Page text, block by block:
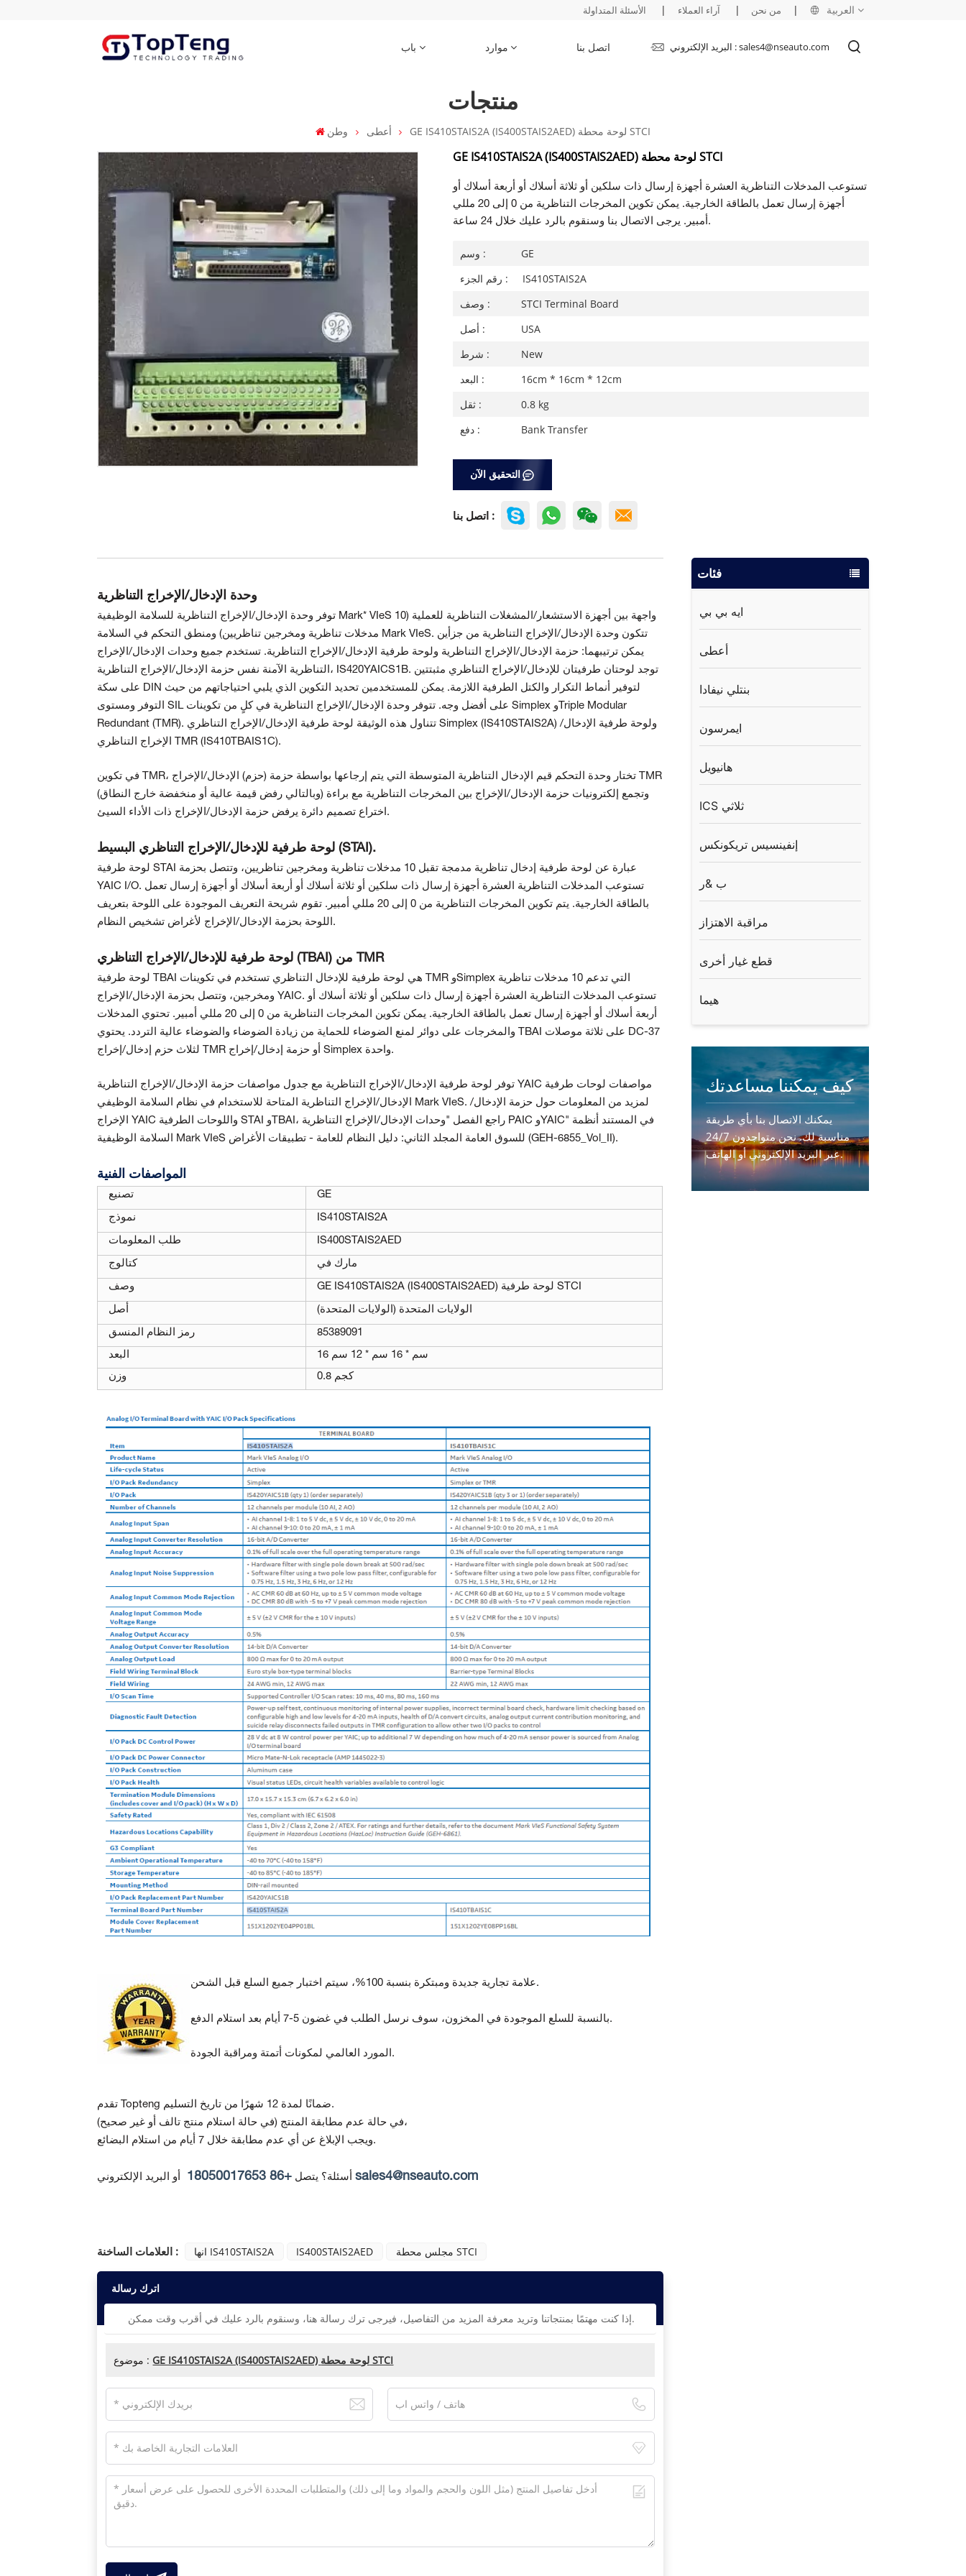
العربية
العربية
من نحن | آراء العملاء | الأسئلة المتداولة |
باب موارد اتصل بنا البريد الإلكتروني : sales4@nseauto.com
منتجات
وطن أعطى GE IS410STAIS2A (IS400STAIS2AED) لوحة محطة STCI
GE IS410STAIS2A (IS400STAIS2AED) لوحة محطة STCI
تستوعب المدخلات التناظرية العشرة أجهزة إرسال ذات سلكين أو ثلاثة أسلاك أو أربعة أسلاك أو
أجهزة إرسال تعمل بالطاقة الخارجية. يمكن تكوين المخرجات التناظرية من 0 إلى 20 مللي
أمبير. يرجى الاتصال بنا وسنقوم بالرد عليك خلال 24 ساعة.
وسم :
GE
رقم الجزء :
IS410STAIS2A
وصف :
STCI Terminal Board
أصل :
USA
شرط :
New
البعد :
16cm * 16cm * 12cm
ثقل :
0.8 kg
دفع :
Bank Transfer
التحقيق الآن
اتصل بنا :
فئات
ايه بي بي
أعطى
بنتلي نيفادا
ايمرسون
هانيويل
ICS ثلاثي
إنفينسيس تريكونكس
ب &ر
مراقبة الاهتزاز
قطع غيار أخرى
هيما
كيف يمكننا مساعدتك
يمكنك الاتصال بنا بأي طريقة
مناسبة لك. نحن متواجدون 24/7
عبر البريد الإلكتروني أو الهاتف.
اتصل بنا
وحدة الإدخال/الإخراج التناظرية
توفر وحدة الإدخال/الإخراج التناظرية للسلامة الوظيفية Mark* VIeS واجهة بين أجهزة الاستشعار/المشغلات التناظرية للعملية (10
مدخلات تناظرية ومخرجين تناظريين) ومنطق التحكم في السلامة Mark VIeS. تتكون وحدة الإدخال/الإخراج التناظرية من جزأين
يمكن ترتيبهما: حزمة الإدخال/الإخراج التناظرية ولوحة طرفية الإدخال/الإخراج التناظرية. تستخدم جميع وحدات الإدخال/الإخراج
التناظرية الآمنة نفس حزمة الإدخال/الإخراج التناظرية، IS420YAICS1B. توجد لوحتان طرفيتان للإدخال/الإخراج التناظري مثبتتين
على سكة DIN لتوفير أنماط التكرار والكتل الطرفية اللازمة. يمكن للمستخدمين تحديد التكوين الذي يلبي احتياجاتهم من حيث
التوفر ومستوى SIL على أفضل وجه. تتوفر وحدة الإدخال/الإخراج التناظرية في كلٍ من تكوينات Simplex وTriple Modular
Redundant (TMR). تتناول هذه الوثيقة لوحة طرفية الإدخال/الإخراج التناظري Simplex (IS410STAIS2A) ولوحة طرفية الإدخال/
الإخراج التناظري TMR (IS410TBAIS1C).
في تكوين TMR، تختار وحدة التحكم قيم الإدخال التناظرية المتوسطة التي يتم إرجاعها بواسطة حزمة (حزم) الإدخال/الإخراج TMR
(وبالتالي رفض قيمة عالية أو منخفضة خارج النطاق) وتجمع إلكترونيات حزمة الإدخال/الإخراج بين المخرجات التناظرية مع براءة
اختراع تصميم دائرة يرفض حزمة الإدخال/الإخراج ذات الأداء السيئ.
لوحة طرفية للإدخال/الإخراج التناظري البسيط (STAI).
لوحة طرفية STAI عبارة عن لوحة طرفية إدخال تناظرية مدمجة تقبل 10 مدخلات تناظرية ومخرجين تناظريين، وتتصل بحزمة
YAIC I/O. تستوعب المدخلات التناظرية العشرة أجهزة إرسال ذات سلكين أو ثلاثة أسلاك أو أربعة أسلاك أو أجهزة إرسال تعمل
بالطاقة الخارجية. يتم تكوين المخرجات التناظرية من 0 إلى 20 مللي أمبير. تقوم شريحة التعريف الموجودة على اللوحة بتعريف
اللوحة بحزمة الإدخال/الإخراج لأغراض تشخيص النظام.
لوحة طرفية للإدخال/الإخراج التناظري (TBAI) من TMR
لوحة طرفية TBAI هي لوحة طرفية للإدخال التناظري تستخدم في تكوينات TMR وSimplex التي تدعم 10 مدخلات تناظرية
ومخرجين، وتتصل بحزمة الإدخال/الإخراج YAIC. تستوعب المدخلات التناظرية العشرة أجهزة إرسال ذات سلكين أو ثلاثة أسلاك أو
أربعة أسلاك أو أجهزة إرسال تعمل بالطاقة الخارجية. يمكن تكوين المخرجات التناظرية من 0 إلى 20 مللي أمبير. تحتوي المدخلات
والمخرجات على دوائر لمنع الضوضاء للحماية من زيادة الضوضاء والضوضاء عالية التردد. يحتوي TBAI على ثلاثة موصلات DC-37
لثلاث حزم إدخال/إخراج TMR أو حزمة إدخال/إخراج Simplex واحدة.
توفر لوحة طرفية الإدخال/الإخراج التناظرية مع جدول مواصفات حزمة الإدخال/الإخراج التناظرية YAIC مواصفات لوحات طرفية
الإدخال/الإخراج التناظرية المتاحة للاستخدام في نظام السلامة الوظيفي Mark VIeS. لمزيد من المعلومات حول حزمة الإدخال/
الإخراج YAIC واللوحات الطرفية STAI وTBAI، راجع الفصل "وحدات الإدخال/الإخراج التناظرية PAIC وYAIC" في المستند أنظمة
السلامة الوظيفية Mark VIeS للسوق العامة المجلد الثاني: دليل النظام للعامة - تطبيقات الأغراض (GEH-6855_Vol_II).
المواصفات الفنية
تصنيع GE
نموذج IS410STAIS2A
طلب المعلومات IS400STAIS2AED
كتالوج مارك في
وصف GE IS410STAIS2A (IS400STAIS2AED) لوحة طرفية STCI
أصل الولايات المتحدة (الولايات المتحدة)
رمز النظام المنسق 85389091
البعد 16 سم * 16 سم * 12 سم
وزن 0.8 كجم
علامة تجارية جديدة ومبتكرة بنسبة 100%، سيتم اختبار جميع السلع قبل الشحن.
بالنسبة للسلع الموجودة في المخزون، سوف نرسل الطلب في غضون 5-7 أيام بعد استلام الدفع.
المورد العالمي لمكونات أتمتة ومراقبة الجودة.
تقدم Topteng ضمانًا لمدة 12 شهرًا من تاريخ التسليم.
في حالة عدم مطابقة المنتج(في حالة استلام منتج تالف أو غير صحيح)،
ويجب الإبلاغ عن أي عدم مطابقة خلال 7 أيام من استلام البضائع.
أسئلة؟ يتصل+86 18050017653 أو البريد الإلكتروني sales4@nseauto.com
العلامات الساخنة : انها IS410STAIS2A IS400STAIS2AED مجلس محطة STCI
اترك رسالة
إذا كنت مهتمًا بمنتجاتنا وتريد معرفة المزيد من التفاصيل، فيرجى ترك رسالة هنا، وسنقوم بالرد عليك في أقرب وقت ممكن.
موضوع : GE IS410STAIS2A (IS400STAIS2AED) لوحة محطة STCI